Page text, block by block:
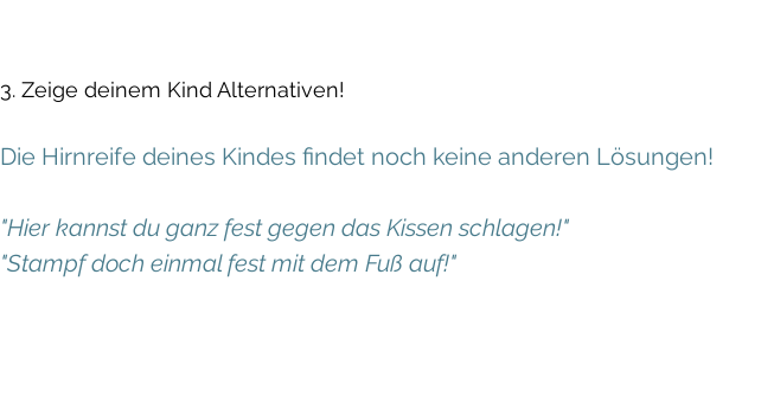
3. Zeige deinem Kind Alternativen!
Die Hirnreife deines Kindes findet noch keine anderen Lösungen!
"Hier kannst du ganz fest gegen das Kissen schlagen!"
"Stampf doch einmal fest mit dem Fuß auf!"